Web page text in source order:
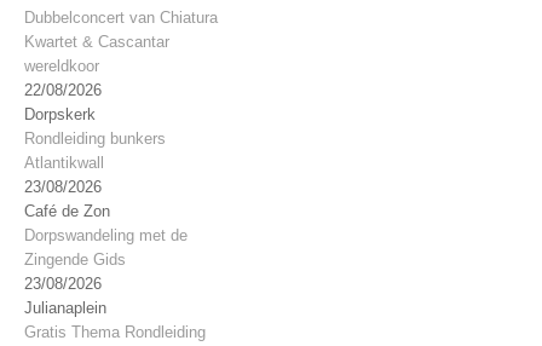
Dubbelconcert van Chiatura
Kwartet & Cascantar
wereldkoor
22/08/2026
Dorpskerk
Rondleiding bunkers
Atlantikwall
23/08/2026
Café de Zon
Dorpswandeling met de
Zingende Gids
23/08/2026
Julianaplein
Gratis Thema Rondleiding